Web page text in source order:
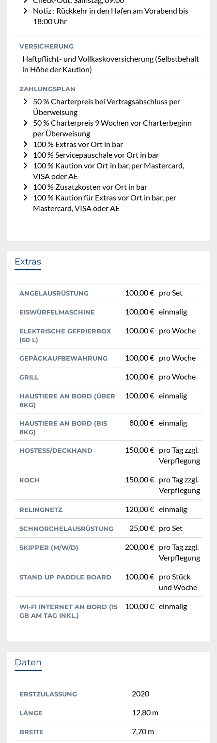
Notiz : Rückkehr in den Hafen am Vorabend bis
18:00 Uhr
VERSICHERUNG
Haftpflicht- und Vollkaskoversicherung (Selbstbehalt
in Höhe der Kaution)
ZAHLUNGSPLAN
50 % Charterpreis bei Vertragsabschluss per
Überweisung
50 % Charterpreis 9 Wochen vor Charterbeginn
per Überweisung
100 % Extras vor Ort in bar
100 % Servicepauschale vor Ort in bar
100 % Kaution vor Ort in bar, per Mastercard,
VISA oder AE
100 % Zusatzkosten vor Ort in bar
100 % Kaution für Extras vor Ort in bar, per
Mastercard, VISA oder AE
Extras
ANGELAUSRÜSTUNG 100,00 € pro Set
EISWÜRFELMASCHINE 100,00 € einmalig
ELEKTRISCHE GEFRIERBOX
(60 L)
100,00 € pro Woche
GEPÄCKAUFBEWAHRUNG 100,00 € pro Woche
GRILL 100,00 € pro Woche
HAUSTIERE AN BORD (ÜBER
8KG)
100,00 € einmalig
HAUSTIERE AN BORD (BIS
8KG)
80,00 € einmalig
HOSTESS/DECKHAND 150,00 € pro Tag zzgl.
Verpflegung
KOCH 150,00 € pro Tag zzgl.
Verpflegung
RELINGNETZ 120,00 € einmalig
SCHNORCHELAUSRÜSTUNG 25,00 € pro Set
SKIPPER (M/W/D) 200,00 € pro Tag zzgl.
Verpflegung
STAND UP PADDLE BOARD 100,00 € pro Stück
und Woche
WI-FI INTERNET AN BORD (15
GB AM TAG INKL.)
100,00 € einmalig
Daten
ERSTZULASSUNG 2020
LÄNGE 12,80 m
BREITE 7,70 m